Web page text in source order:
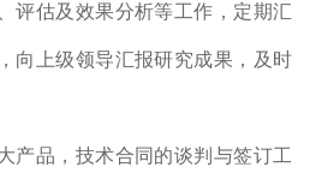
评估及效果分析等工作，定期汇
向上级领导汇报研究成果，及时
产品，技术合同的谈判与签订工